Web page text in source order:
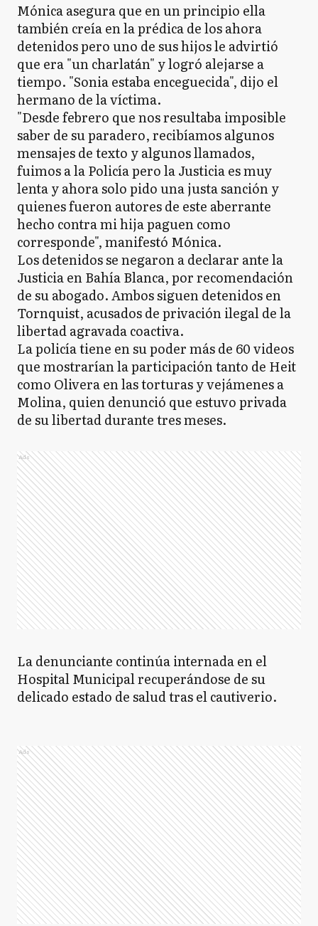
Mónica asegura que en un principio ella
también creía en la prédica de los ahora
detenidos pero uno de sus hijos le advirtió
que era "un charlatán" y logró alejarse a
tiempo. "Sonia estaba enceguecida", dijo el
hermano de la víctima.
"Desde febrero que nos resultaba imposible
saber de su paradero, recibíamos algunos
mensajes de texto y algunos llamados,
fuimos a la Policía pero la Justicia es muy
lenta y ahora solo pido una justa sanción y
quienes fueron autores de este aberrante
hecho contra mi hija paguen como
corresponde", manifestó Mónica.
Los detenidos se negaron a declarar ante la
Justicia en Bahía Blanca, por recomendación
de su abogado. Ambos siguen detenidos en
Tornquist, acusados de privación ilegal de la
libertad agravada coactiva.
La policía tiene en su poder más de 60 videos
que mostrarían la participación tanto de Heit
como Olivera en las torturas y vejámenes a
Molina, quien denunció que estuvo privada
de su libertad durante tres meses.
Ads
La denunciante continúa internada en el
Hospital Municipal recuperándose de su
delicado estado de salud tras el cautiverio.
Ads